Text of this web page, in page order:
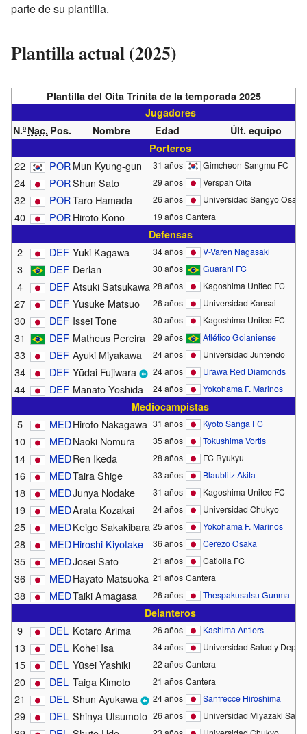
parte de su plantilla.
Plantilla actual (2025)
Plantilla del Oita Trinita de la temporada 2025
Jugadores
N.ºNac. Pos. Nombre Edad
Últ. equipo
Porteros
22 PORMun Kyung-gun 31 años Gimcheon Sangmu FC
24 PORShun Sato 29 años Verspah Oita
32 PORTaro Hamada 26 años Universidad Sangyo Osaka
40 PORHiroto Kono 19 años Cantera
Defensas
2 DEF Yuki Kagawa 34 años V-Varen Nagasaki
3 DEF Derlan 30 años Guarani FC
4 DEF Atsuki Satsukawa 28 años Kagoshima United FC
27 DEF Yusuke Matsuo 26 años Universidad Kansai
30 DEF Issei Tone 30 años Kagoshima United FC
31 DEF Matheus Pereira 29 años Atlético Goianiense
33 DEF Ayuki Miyakawa 24 años Universidad Juntendo
34 DEF Yūdai Fujiwara 24 años Urawa Red Diamonds
44 DEF Manato Yoshida 24 años Yokohama F. Marinos
Mediocampistas
5 MEDHiroto Nakagawa 31 años Kyoto Sanga FC
10 MEDNaoki Nomura 35 años Tokushima Vortis
14 MEDRen Ikeda 28 años FC Ryukyu
16 MEDTaira Shige 33 años Blaublitz Akita
18 MEDJunya Nodake 31 años Kagoshima United FC
19 MEDArata Kozakai 24 años Universidad Chukyo
25 MEDKeigo Sakakibara 25 años Yokohama F. Marinos
28 MEDHiroshi Kiyotake 36 años Cerezo Osaka
35 MEDJosei Sato 21 años Catiolla FC
36 MEDHayato Matsuoka 21 años Cantera
38 MEDTaiki Amagasa 26 años Thespakusatsu Gunma
Delanteros
9 DEL Kotaro Arima 26 años Kashima Antlers
13 DEL Kohei Isa 34 años Universidad Salud y
15 DEL Yūsei Yashiki 22 años Cantera
20 DEL Taiga Kimoto 21 años Cantera
21 DEL Shun Ayukawa 24 años Sanfrecce Hiroshima
29 DEL Shinya Utsumoto 26 años Universidad Miyazaki